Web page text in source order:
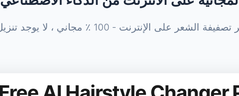
الإنترنت - 100 ٪ مجاني ، لا يوجد تنزيل مطلوب